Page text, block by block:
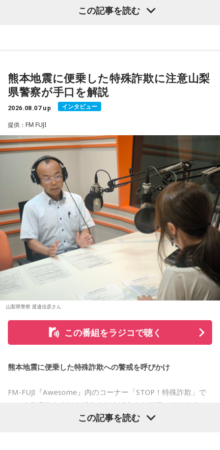
の日」が重なることから、例年以上に注目を集める可能性が
に、「令和8年8月8日」と「8」が並ぶ覚えやすい日付である
ことから、縁起を意識する人にとっても印象深い一日となり
そうです。
り、幸運や成功を約束するものではありません。
「新しい財布を使い始める」「旅行へ出発する」「新たな目
標を立てる」など、自分にとって前向きな一歩を踏み出すき
っかけとして、無理のない範囲で暦を取り入れてみるのもよ
いでしょう。
日々の暮らしを少し前向きにするヒントとして、2026年8月8
日の「寅の日」を過ごしてみてはいかがでしょうか。
・財布を新調する、または使い始める
・銀行口座を開設する
・旅行や帰省、出張へ出発する
・資格の勉強や新しい習い事を始める
・神社へ参拝する
・仕事や趣味の新たな目標を立てる
また、六曜の「先勝」は一般的に 午前中が吉とされているた
め、大切な予定を入れる場合は午前中を選ぶという考え方も
あります。
なお、これらは古くから伝わる暦の考え方であり、運気の上
昇や成果を保証するものではありません。自分の予定やライ
フスタイルに合わせて、無理のない範囲で取り入れるとよい
でしょう。
■令和8年8月8日の「8」が並ぶ日に注目が集まる理由
2026年8月8日は、「令和8年8月8日」と「8」が並ぶ印象的
数字の「8」は、末広がりの形から縁起の良い数字として親し
まれており、開店日や記念日、イベントの開催日として選ば
れることもあります。
ただし、「8」が並ぶこと自体が暦上の吉日を意味するわけで
はありません。
2026年8月8日は、こうした縁起の良いイメージに加え、「寅
の日」が重なることから、例年以上に注目を集める可能性が
ある1日といえるでしょう。
（写真左から）Mrs. GREEN APPLE大森元貴、藤澤涼架、若
井滉斗
＜番組概要＞
番組名：SCHOOL OF LOCK!
放送日時：月曜～木曜 22:00～23:55／金曜 22:00～22:55
パーソナリティ：アンジー校長（アンジェリーナ1/3・
Gacharic Spin）、たんぼ教頭（溝上たんぼ）
番組Webサイト： https://www.tfm.co.jp/lock/
番組公式X：
@sol_info
＜リスナーからのメッセージ＞
ミセス先生、こんばんは！ 7月5日のファイナルに参戦しまし
た！ 私にとって初めての「ゼンジン」シリーズだったので、
参加できて本当に良かったです。演奏が本当にかっこよく
セラ」の時の花火は相性が良すぎて、思わず泣いてしまいま
した。帰り道もプレイリストを聴きながら帰っていたのです
がその余韻でまたウルウルしてしまいました。最高の景色と
最高の演奏を、本当にありがとうございました。（埼玉県 18
歳 女の子）
大森：ありがとうございます！ 花火すごかったですね！
若井：すごかったよ！ ステージからの景色も花火も最高でし
たけれど。
藤澤：そうだよね！
大森：「ダーリン」で、本編ラストで花火が上がるというの
は結構すごいです。「ケセラセラ」って今まででも花火が上
がったりというか、大きい演出ってすごく親和性があると思
うのだけれど。
「ダーリン」でというのはやっぱりミュージックビデオがあ
か良かったのかなと思うのだけれど。バラード曲で花火って
ムと話を進めていったんだよね！
この記事を読む
熊本地震に便乗した特殊詐欺に注意山梨
県警察が手口を解説
2026.08.07 up インタビュー
提供：FM FUJI
山梨県警察 渡邉佳彦さん
この番組をラジコで聴く
熊本地震に便乗した特殊詐欺への警戒を呼びかけ
FM-FUJI『Awesome』内のコーナー「STOP！特殊詐欺」で
は、山梨県警察本部生活安全部生活安全企画課の渡邉佳彦さ
んを迎え、熊本地震の発生に便乗した悪質な犯罪への注意を
この記事を読む